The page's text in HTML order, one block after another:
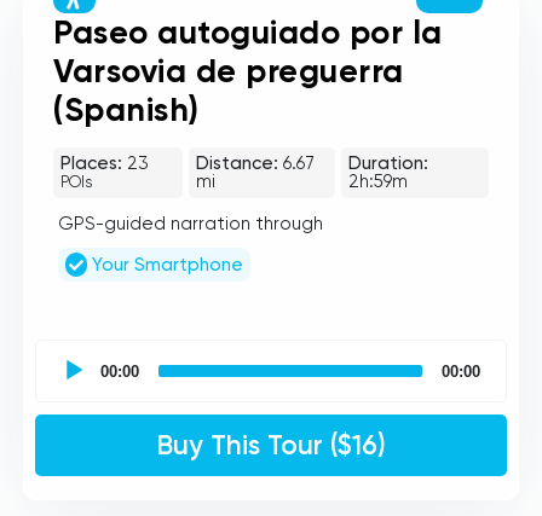
Paseo autoguiado por la
Varsovia de preguerra
(Spanish)
Places: 23
POIs
Distance: 6.67
mi
Duration:
2h:59m
GPS-guided narration through
Your Smartphone
self
00:00 00:00
Buy This Tour ($16)